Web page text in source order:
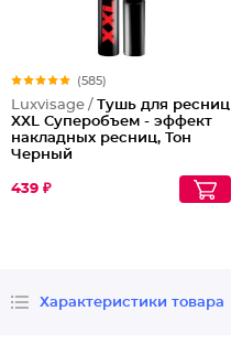
(585)
Luxvisage / Тушь для ресниц
XXL Суперобъем - эффект
накладных ресниц, Тон
Черный
439 ₽
Характеристики товара